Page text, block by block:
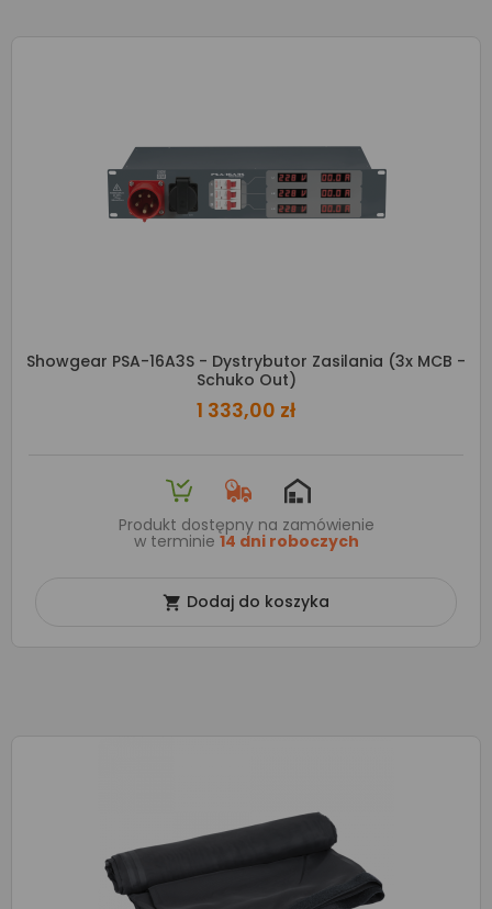
Showgear PSA-16A3S - Dystrybutor Zasilania (3x MCB -
Schuko Out)
1 333,00 zł
Produkt dostępny na zamówienie
w terminie 14 dni roboczych
 Dodaj do koszyka